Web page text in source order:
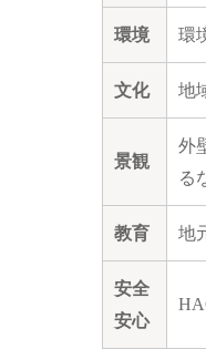
環境 環
文化 地
景観
外
る
教育 地
安全
安心